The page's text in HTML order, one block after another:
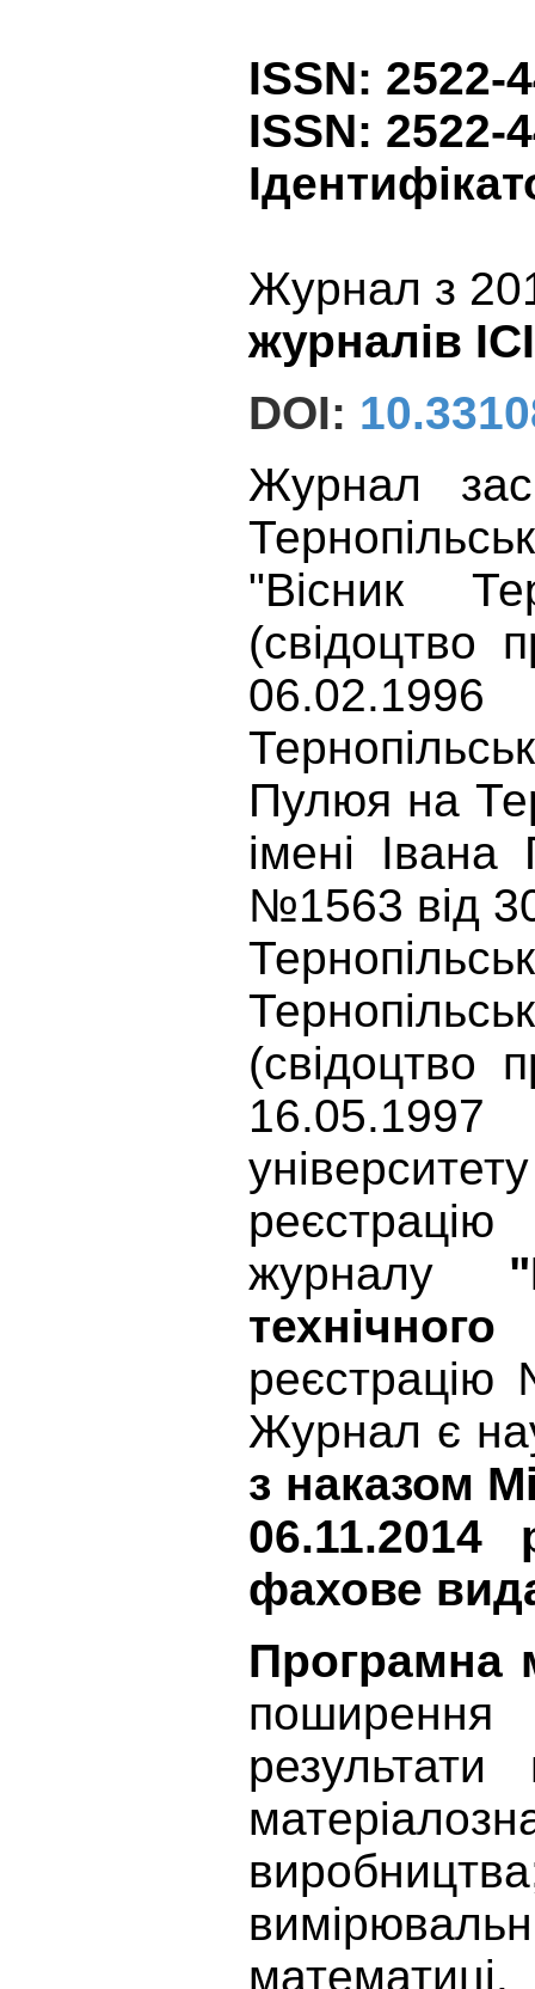
ISSN: 2522-
ISSN: 2522-
Журнал з
журналів
DOI:
Журнал
"Вісник
(свідоцтво
Пулюя на
імені Івана
№1563 від
(свідоцтво
журналу
Журнал є
з наказом
06.11.2014
фахове
Програмна
математиці.